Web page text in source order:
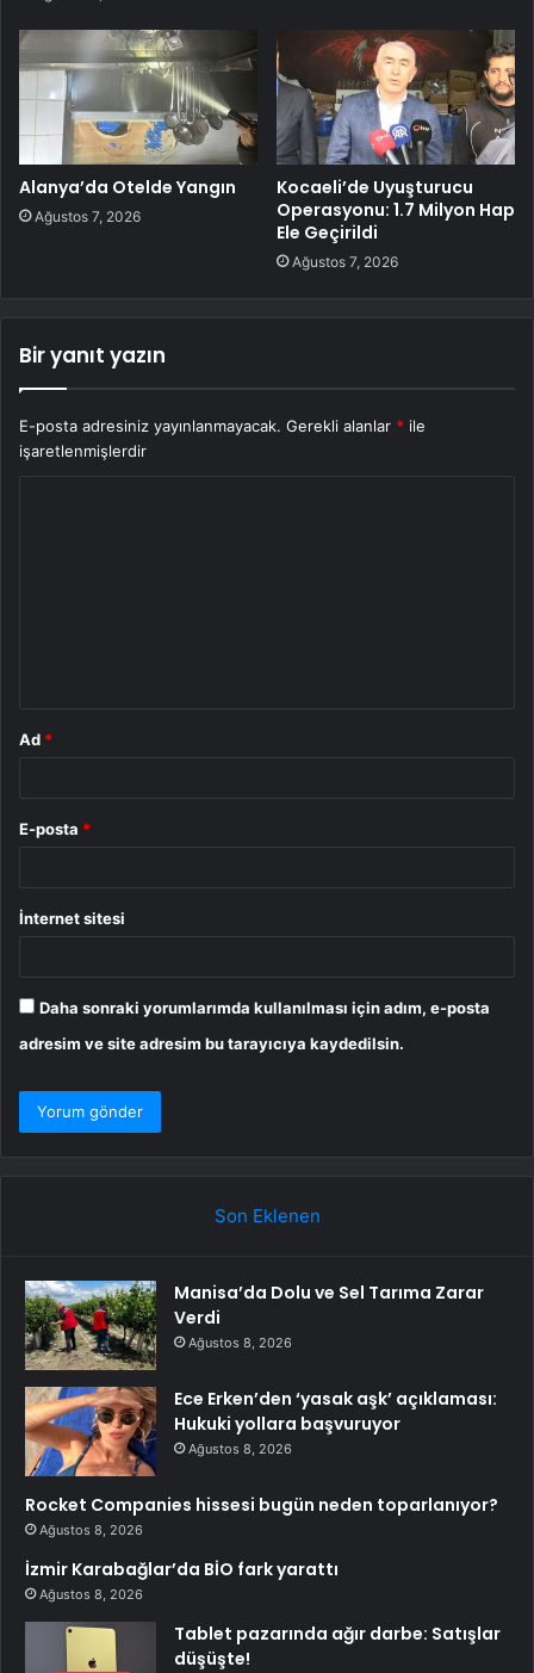
Alanya’da Otelde Yangın
Ağustos 7, 2026
Kocaeli’de Uyuşturucu
Operasyonu: 1.7 Milyon Hap
Ele Geçirildi
Ağustos 7, 2026
Bir yanıt yazın
E-posta adresiniz yayınlanmayacak. Gerekli alanlar * ile
işaretlenmişlerdir
Ad *
E-posta *
İnternet sitesi
Daha sonraki yorumlarımda kullanılması için adım, e-posta
adresim ve site adresim bu tarayıcıya kaydedilsin.
Son Eklenen
Manisa’da Dolu ve Sel Tarıma Zarar
Verdi
Ağustos 8, 2026
Ece Erken’den ‘yasak aşk’ açıklaması:
Hukuki yollara başvuruyor
Ağustos 8, 2026
Rocket Companies hissesi bugün neden toparlanıyor?
Ağustos 8, 2026
İzmir Karabağlar’da BİO fark yarattı
Ağustos 8, 2026
Tablet pazarında ağır darbe: Satışlar
düşüşte!